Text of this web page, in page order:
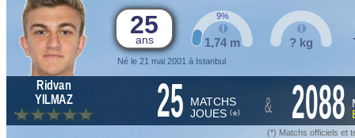
25
ans
Né le 21 mai 2001 à Istanbul
1,74 m
9%
? kg
Ridvan
YILMAZ
25 MATCHS
JOUES (*) & 2088
(*) Matchs officiels et